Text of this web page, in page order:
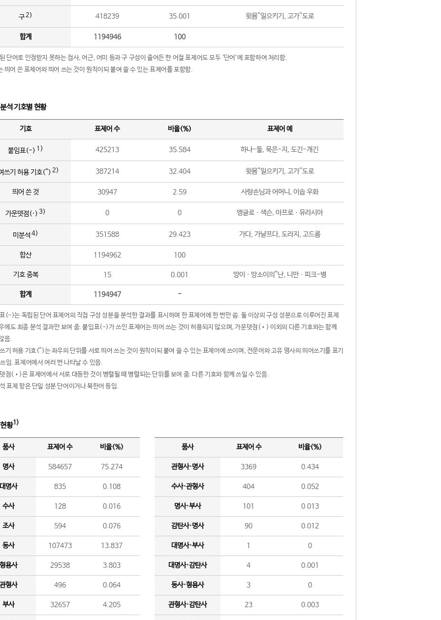
구2) 418239 35.001 윗몸^일으키기, 고가^도로
합계 1194946 100
단어로 인정받지 못하는 접사, 어근, 어미 등과 구 구성이 줄어든 한 어절 표제어도 모두 ‘단어’에 포함하여 처리함.
띄어 쓴 표제어와 띄어 쓰는 것이 원칙이되 붙여 쓸 수 있는 표제어를 포함함.
석 기호별 현황
기호 표제어 수 비율(%) 표제어 예
붙임표(-) 1) 425213 35.584 하나-둘, 묵은-지, 도긴-개긴
쓰기 허용 기호(^) 2) 387214 32.404 윗몸^일으키기, 고가^도로
띄어 쓴 것 30947 2.59 사랑손님과 어머니, 이솝 우화
가운뎃점(·) 3) 0 0 앵글로ㆍ색슨, 아프로ㆍ유라시아
미분석 4) 351588 29.423 가다, 가냘프다, 도라지, 고드름
합산 1194962 100
기호 중복 15 0.001 망이ㆍ망소이의^난, 니만ㆍ피크-병
합계 1194947 -
(-)는 독립된 단어 표제어의 직접 구성 성분을 분석한 결과를 표시하며 한 표제어에 한 번만 씀. 둘 이상의 구성 성분으로 이루어진 표제
에도 최종 분석 결과만 보여 줌. 붙임표(-)가 쓰인 표제어는 띄어 쓰는 것이 허용되지 않으며, 가운뎃점(•) 이외의 다른 기호와는 함께
음.
기 허용 기호(^)는 좌우의 단위를 서로 띄어 쓰는 것이 원칙이되 붙여 쓸 수 있는 표제어에 쓰이며, 전문어와 고유 명사의 띄어쓰기를 표기
임. 표제어에서 여러 번 나타날 수 있음.
점(•)은 표제어에서 서로 대등한 것이 병렬될 때 병렬되는 단위를 보여 줌. 다른 기호와 함께 쓰일 수 있음.
표제 항은 단일 성분 단어이거나 북한어 등임.
황1)
품사 표제어 수 비율(%)
명사 584657 75.274
명사 835 0.108
수사 128 0.016
조사 594 0.076
동사 107473 13.837
용사 29538 3.803
형사 496 0.064
부사 32657 4.205
품사 표제어 수 비율(%)
관형사·명사 3369 0.434
수사·관형사 404 0.052
명사·부사 101 0.013
감탄사·명사 90 0.012
대명사·부사 1 0
대명사·감탄사 4 0.001
동사·형용사 3 0
관형사·감탄사 23 0.003